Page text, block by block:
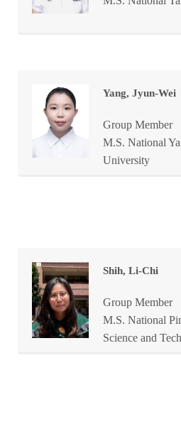
Yang, Jyun-Wei
Group Member
M.S. National
University
Shih, Li-Chi
Group Member
M.S. National
Science and